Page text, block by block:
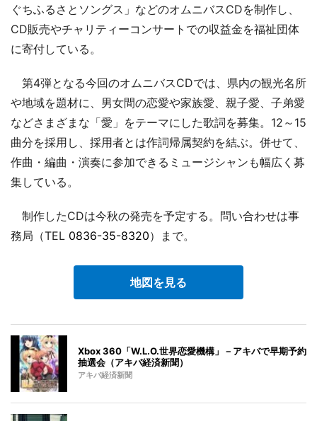
ぐちふるさとソングス」などのオムニバスCDを制作し、
CD販売やチャリティーコンサートでの収益金を福祉団体
に寄付している。
第4弾となる今回のオムニバスCDでは、県内の観光名所
や地域を題材に、男女間の恋愛や家族愛、親子愛、子弟愛
などさまざまな「愛」をテーマにした歌詞を募集。12～15
曲分を採用し、採用者とは作詞帰属契約を結ぶ。併せて、
作曲・編曲・演奏に参加できるミュージシャンも幅広く募
集している。
制作したCDは今秋の発売を予定する。問い合わせは事
務局（TEL 0836-35-8320）まで。
地図を見る
Xbox 360「W.L.O.世界恋愛機構」－アキバで早期予約
抽選会（アキバ経済新聞）
アキバ経済新聞